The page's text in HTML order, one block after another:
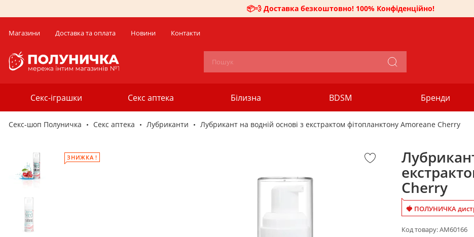
📦💨 Доставка безкоштовно! 100% Конфіденційно!
Магазини Доставка та оплата Новини Контакти
Секс-іграшки Секс аптека Білизна BDSM Бренди
Секс-шоп Полуничка Секс аптека Лубриканти Лубрикант на водній основі з екстрактом фітопланктону Amoreane Cherry
ЗНИЖКА !
Cherry
🍓 ПОЛУНИЧКА
Код товару:AM60166